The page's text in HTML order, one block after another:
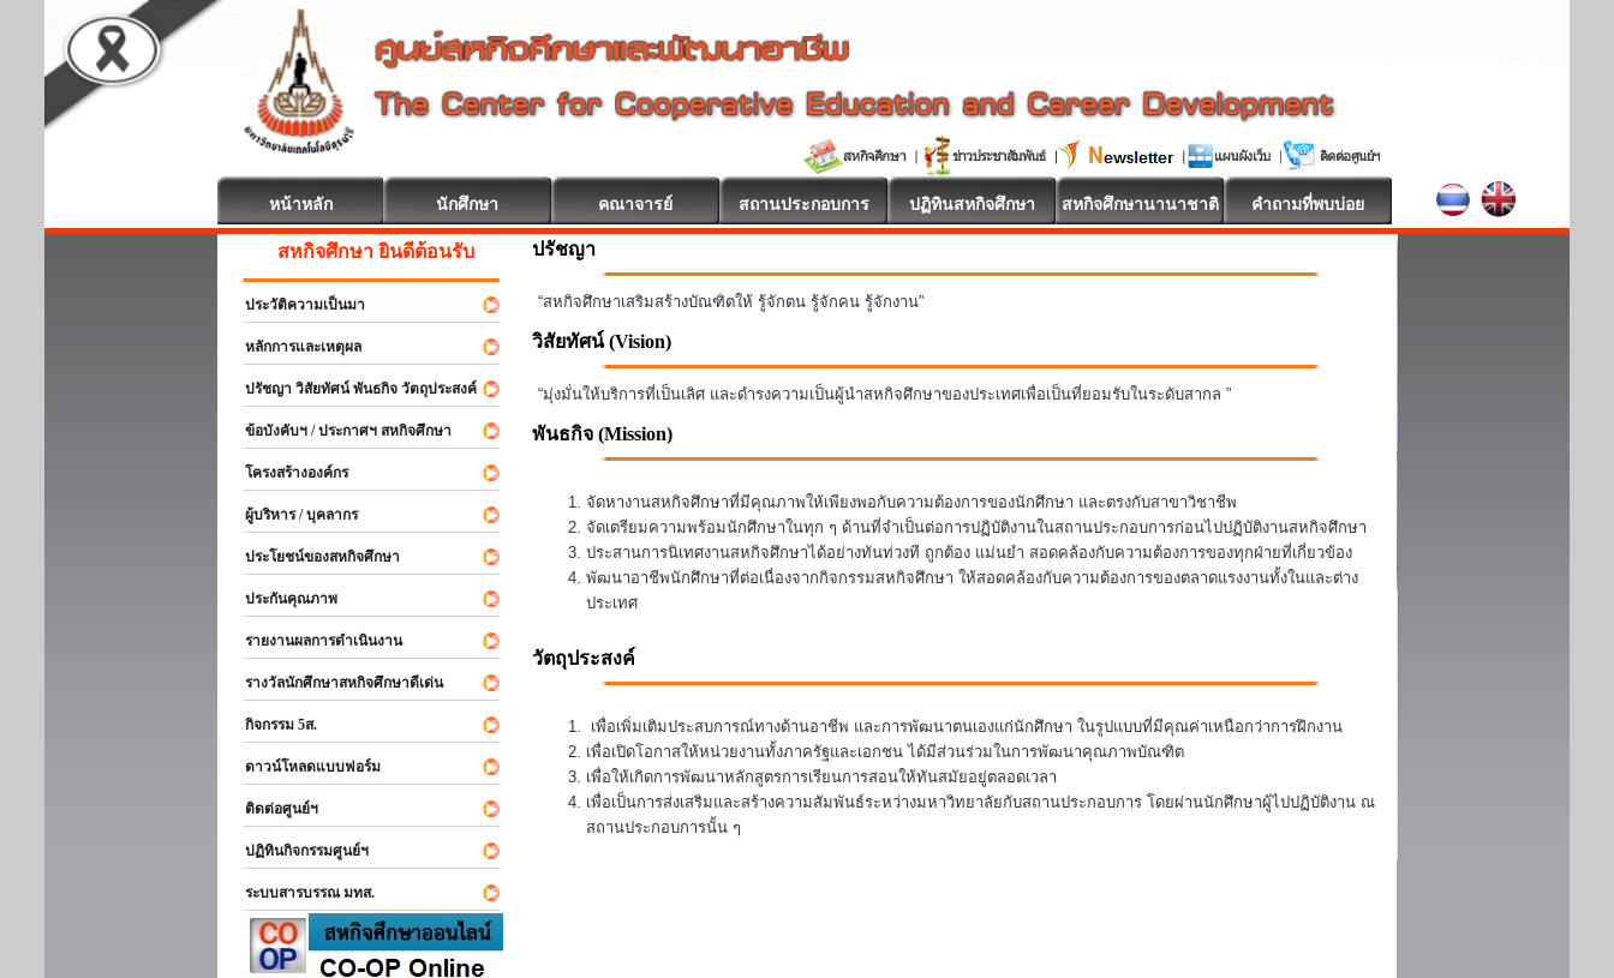
หน้าหลัก นักศึกษา คณาจารย์ สถานประกอบการ ปฏิทินสหกิจศึกษา สหกิจศึกษานานาชาติ คำถามที่พบบ่อย
สหกิจศึกษา ยินดีต้อนรับ
ประวัติความเป็นมา
หลักการและเหตุผล
ปรัชญา วิสัยทัศน์ พันธกิจ วัตถุประสงค์
ข้อบังคับฯ / ประกาศฯ สหกิจศึกษา
โครงสร้างองค์กร
ผู้บริหาร / บุคลากร
ประโยชน์ของสหกิจศึกษา
ประกันคุณภาพ
รายงานผลการดำเนินงาน
รางวัลนักศึกษาสหกิจศึกษาดีเด่น
กิจกรรม 5ส.
ดาวน์โหลดแบบฟอร์ม
ติดต่อศูนย์ฯ
ปฏิทินกิจกรรมศูนย์ฯ
ระบบสารบรรณ มทส.
ปรัชญา
“สหกิจศึกษาเสริมสร้างบัณฑิตให้ รู้จักตน รู้จักคน รู้จักงาน”
วิสัยทัศน์ (Vision)
“มุ่งมั่นให้บริการที่เป็นเลิศ และดำรงความเป็นผู้นำสหกิจศึกษาของประเทศเพื่อเป็นที่ยอมรับในระดับสากล ”
พันธกิจ (Mission)
จัดหางานสหกิจศึกษาที่มีคุณภาพให้เพียงพอกับความต้องการของนักศึกษา และตรงกับสาขาวิชาชีพ
จัดเตรียมความพร้อมนักศึกษาในทุก ๆ ด้านที่จำเป็นต่อการปฏิบัติงานในสถานประกอบการก่อนไปปฏิบัติงานสหกิจศึกษา
ประสานการนิเทศงานสหกิจศึกษาได้อย่างทันท่วงที ถูกต้อง แม่นยำ สอดคล้องกับความต้องการของทุกฝ่ายที่เกี่ยวข้อง
พัฒนาอาชีพนักศึกษาที่ต่อเนื่องจากกิจกรรมสหกิจศึกษา ให้สอดคล้องกับความต้องการของตลาดแรงงานทั้งในและต่าง
ประเทศ
วัตถุประสงค์
เพื่อเพิ่มเติมประสบการณ์ทางด้านอาชีพ และการพัฒนาตนเองแก่นักศึกษา ในรูปแบบที่มีคุณค่าเหนือกว่าการฝึกงาน
เพื่อเปิดโอกาสให้หน่วยงานทั้งภาครัฐและเอกชน ได้มีส่วนร่วมในการพัฒนาคุณภาพบัณฑิต
เพื่อให้เกิดการพัฒนาหลักสูตรการเรียนการสอนให้ทันสมัยอยู่ตลอดเวลา
เพื่อเป็นการส่งเสริมและสร้างความสัมพันธ์ระหว่างมหาวิทยาลัยกับสถานประกอบการ โดยผ่านนักศึกษาผู้ไปปฏิบัติงาน ณ
สถานประกอบการนั้น ๆ